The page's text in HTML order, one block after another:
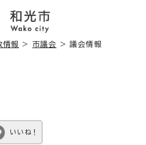
情報 > 市議会 > 議会情報
いいね！